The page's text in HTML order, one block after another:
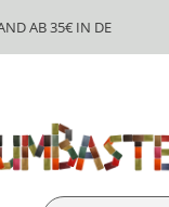
springen
AB 35€ IN DE